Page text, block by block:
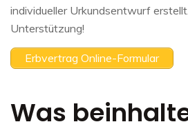
individueller Urkundsentwurf
Unterstützung!
Erbvertrag Online-Formular
Was